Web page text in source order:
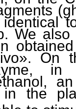
We
On
in the